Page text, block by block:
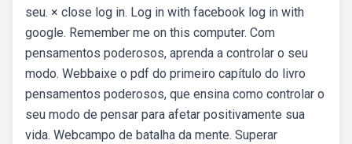
seu. × close log in. Log in with facebook log in with
google. Remember me on this computer. Com
pensamentos poderosos, aprenda a controlar o seu
modo. Webbaixe o pdf do primeiro capítulo do livro
pensamentos poderosos, que ensina como controlar o
seu modo de pensar para afetar positivamente sua
vida. Webcampo de batalha da mente. Superar